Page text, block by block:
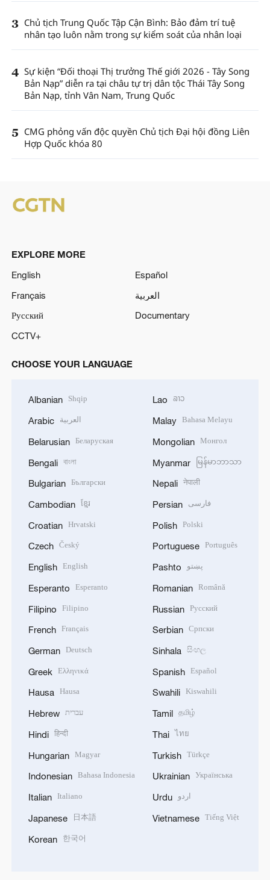
3 Chủ tịch Trung Quốc Tập Cận Bình: Bảo đảm trí tuệ
nhân tạo luôn nằm trong sự kiểm soát của nhân loại
4 Sự kiện “Đối thoại Thị trưởng Thế giới 2026 - Tây Song
Bản Nạp” diễn ra tại châu tự trị dân tộc Thái Tây Song
Bản Nạp, tỉnh Vân Nam, Trung Quốc
5 CMG phỏng vấn độc quyền Chủ tịch Đại hội đồng Liên
Hợp Quốc khóa 80
EXPLORE MORE
English
Español
Français
العربية
Русский
Documentary
CCTV+
CHOOSE YOUR LANGUAGE
Albanian Shqip
Arabic العربية
Belarusian Беларуская
Bengali বাংলা
Bulgarian Български
Cambodian ខ្មែរ
Croatian Hrvatski
Czech Český
English English
Esperanto Esperanto
Filipino Filipino
French Français
German Deutsch
Greek Ελληνικά
Hausa Hausa
Hebrew עברית
Hindi हिन्दी
Hungarian Magyar
Indonesian Bahasa Indonesia
Italian Italiano
Japanese 日本語
Korean 한국어
Lao ລາວ
Malay Bahasa Melayu
Mongolian Монгол
Myanmar မြန်မာဘာသာ
Nepali नेपाली
Persian فارسی
Polish Polski
Portuguese Português
Pashto پښتو
Romanian Română
Russian Русский
Serbian Српски
Sinhala සිංහල
Spanish Español
Swahili Kiswahili
Tamil தமிழ்
Thai ไทย
Turkish Türkçe
Ukrainian Українська
Urdu اردو
Vietnamese Tiếng Việt